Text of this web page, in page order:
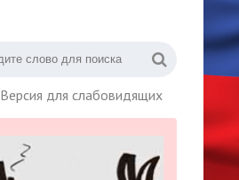
Версия для слабовидящих